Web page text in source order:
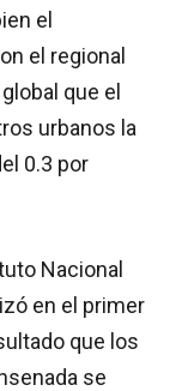
el
el regional
que el
urbanos la
0.3 por
Nacional
en el primer
que los
se